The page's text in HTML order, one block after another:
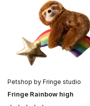
Petshop by Fringe studio
Fringe Rainbow high